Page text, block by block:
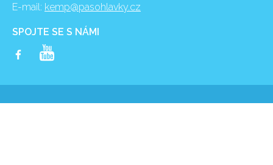
E-mail: kemp@pasohlavky.cz
SPOJTE SE S NÁMI